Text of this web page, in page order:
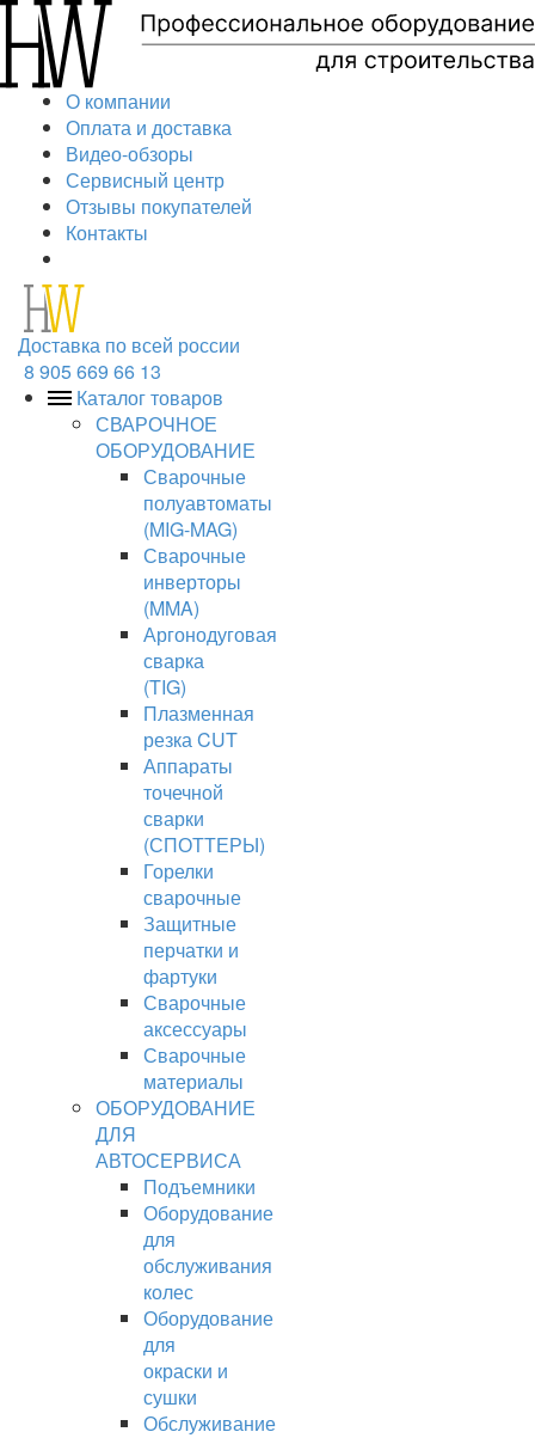
О компании
Оплата и доставка
Видео-обзоры
Сервисный центр
Отзывы покупателей
Контакты
Доставка по всей россии
8 905 669 66 13
Каталог товаров
СВАРОЧНОЕ
ОБОРУДОВАНИЕ
Сварочные
полуавтоматы
(MIG-MAG)
Сварочные
инверторы
(MMA)
Аргонодуговая
сварка
(TIG)
Плазменная
резка CUT
Аппараты
точечной
сварки
(СПОТТЕРЫ)
Горелки
сварочные
Защитные
перчатки и
фартуки
Сварочные
аксессуары
Сварочные
материалы
ОБОРУДОВАНИЕ
ДЛЯ
АВТОСЕРВИСА
Подъемники
Оборудование
для
обслуживания
колес
Оборудование
для
окраски и
сушки
Обслуживание